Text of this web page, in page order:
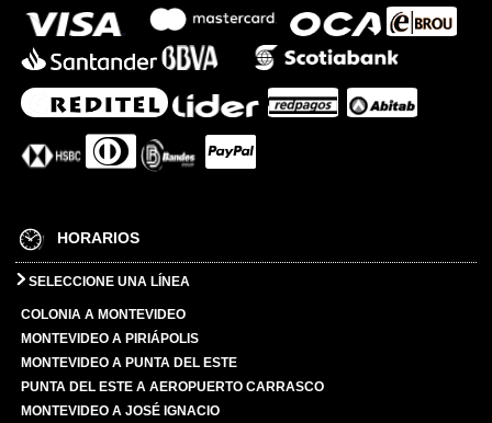
HORARIOS
SELECCIONE UNA LÍNEA
COLONIA A MONTEVIDEO
MONTEVIDEO A PIRIÁPOLIS
MONTEVIDEO A PUNTA DEL ESTE
PUNTA DEL ESTE A AEROPUERTO CARRASCO
MONTEVIDEO A JOSÉ IGNACIO